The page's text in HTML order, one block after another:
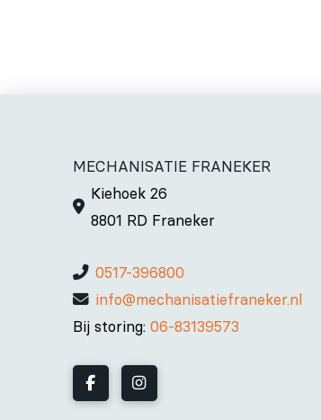
MECHANISATIE FRANEKER
Kiehoek 26
8801 RD Franeker
0517-396800
info@mechanisatiefraneker.nl
Bij storing: 06-83139573